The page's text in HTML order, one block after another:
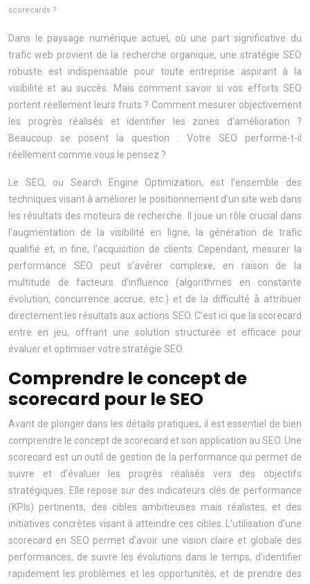
scorecards ?
Dans le paysage numérique actuel, où une part significative du
trafic web provient de la recherche organique, une stratégie SEO
robuste est indispensable pour toute entreprise aspirant à la
visibilité et au succès. Mais comment savoir si vos efforts SEO
portent réellement leurs fruits ? Comment mesurer objectivement
les progrès réalisés et identifier les zones d’amélioration ?
Beaucoup se posent la question : Votre SEO performe-t-il
réellement comme vous le pensez ?
Le SEO, ou Search Engine Optimization, est l’ensemble des
techniques visant à améliorer le positionnement d’un site web dans
les résultats des moteurs de recherche. Il joue un rôle crucial dans
l’augmentation de la visibilité en ligne, la génération de trafic
qualifié et, in fine, l’acquisition de clients. Cependant, mesurer la
performance SEO peut s’avérer complexe, en raison de la
multitude de facteurs d’influence (algorithmes en constante
évolution, concurrence accrue, etc.) et de la difficulté à attribuer
directement les résultats aux actions SEO. C’est ici que la scorecard
entre en jeu, offrant une solution structurée et efficace pour
évaluer et optimiser votre stratégie SEO.
Comprendre le concept de
scorecard pour le SEO
Avant de plonger dans les détails pratiques, il est essentiel de bien
comprendre le concept de scorecard et son application au SEO. Une
scorecard est un outil de gestion de la performance qui permet de
suivre et d’évaluer les progrès réalisés vers des objectifs
stratégiques. Elle repose sur des indicateurs clés de performance
(KPIs) pertinents, des cibles ambitieuses mais réalistes, et des
initiatives concrètes visant à atteindre ces cibles. L’utilisation d’une
scorecard en SEO permet d’avoir une vision claire et globale des
performances, de suivre les évolutions dans le temps, d’identifier
rapidement les problèmes et les opportunités, et de prendre des